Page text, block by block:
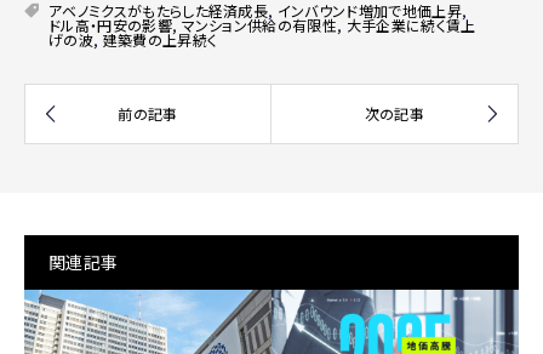
アベノミクスがもたらした経済成長, インバウンド増加で地価上昇,
ドル高・円安の影響,マンション供給の有限性, 大手企業に続く賃上
げの波,建築費の上昇続く
関連記事